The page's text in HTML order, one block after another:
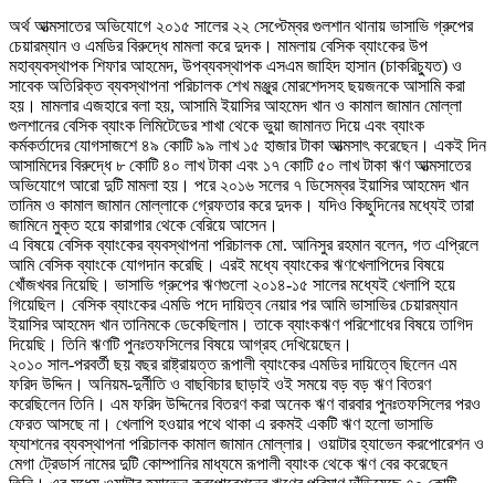
অর্থ আত্মসাতের অভিযোগে ২০১৫ সালের ২২ সেপ্টেম্বর গুলশান থানায় ভাসাভি গ্রুপের
চেয়ারম্যান ও এমডির বিরুদ্ধে মামলা করে দুদক। মামলায় বেসিক ব্যাংকের উপ
মহাব্যবস্থাপক শিফার আহমেদ, উপব্যবস্থাপক এসএম জাহিদ হাসান (চাকরিচ্যুত) ও
সাবেক অতিরিক্ত ব্যবস্থাপনা পরিচালক শেখ মঞ্জুর মোরশেদসহ ছয়জনকে আসামি করা
হয়। মামলার এজহারে বলা হয়, আসামি ইয়াসির আহমেদ খান ও কামাল জামান মোল্লা
গুলশানের বেসিক ব্যাংক লিমিটেডের শাখা থেকে ভুয়া জামানত দিয়ে এবং ব্যাংক
কর্মকর্তাদের যোগসাজশে ৪৯ কোটি ৯৯ লাখ ১৫ হাজার টাকা আত্মসাৎ করেছেন। একই দিন
আসামিদের বিরুদ্ধে ৮ কোটি ৪০ লাখ টাকা এবং ১৭ কোটি ৫০ লাখ টাকা ঋণ আত্মসাতের
অভিযোগে আরো দুটি মামলা হয়। পরে ২০১৬ সলের ৭ ডিসেম্বর ইয়াসির আহমেদ খান
তানিম ও কামাল জামান মোল্লাকে গ্রেফতার করে দুদক। যদিও কিছুদিনের মধ্যেই তারা
জামিনে মুক্ত হয়ে কারাগার থেকে বেরিয়ে আসেন।
এ বিষয়ে বেসিক ব্যাংকের ব্যবস্থাপনা পরিচালক মো. আনিসুর রহমান বলেন, গত এপ্রিলে
আমি বেসিক ব্যাংকে যোগদান করেছি। এরই মধ্যে ব্যাংকের ঋণখেলাপিদের বিষয়ে
খোঁজখবর নিয়েছি। ভাসাভি গ্রুপের ঋণগুলো ২০১৪-১৫ সালের মধ্যেই খেলাপি হয়ে
গিয়েছিল। বেসিক ব্যাংকের এমডি পদে দায়িত্ব নেয়ার পর আমি ভাসাভির চেয়ারম্যান
ইয়াসির আহমেদ খান তানিমকে ডেকেছিলাম। তাকে ব্যাংকঋণ পরিশোধের বিষয়ে তাগিদ
দিয়েছি। তিনি ঋণটি পুনঃতফসিলের বিষয়ে আগ্রহ দেখিয়েছেন।
২০১০ সাল-পরবর্তী ছয় বছর রাষ্ট্রায়ত্ত রূপালী ব্যাংকের এমডির দায়িত্বে ছিলেন এম
ফরিদ উদ্দিন। অনিয়ম-দুর্নীতি ও বাছবিচার ছাড়াই ওই সময়ে বড় বড় ঋণ বিতরণ
করেছিলেন তিনি। এম ফরিদ উদ্দিনের বিতরণ করা অনেক ঋণ বারবার পুনঃতফসিলের পরও
ফেরত আসছে না। খেলাপি হওয়ার পথে থাকা এ রকমই একটি ঋণ হলো ভাসাভি
ফ্যাশনের ব্যবস্থাপনা পরিচালক কামাল জামান মোল্লার। ওয়াটার হ্যাভেন করপোরেশন ও
মেগা ট্রেডার্স নামের দুটি কোম্পানির মাধ্যমে রূপালী ব্যাংক থেকে ঋণ বের করেছেন